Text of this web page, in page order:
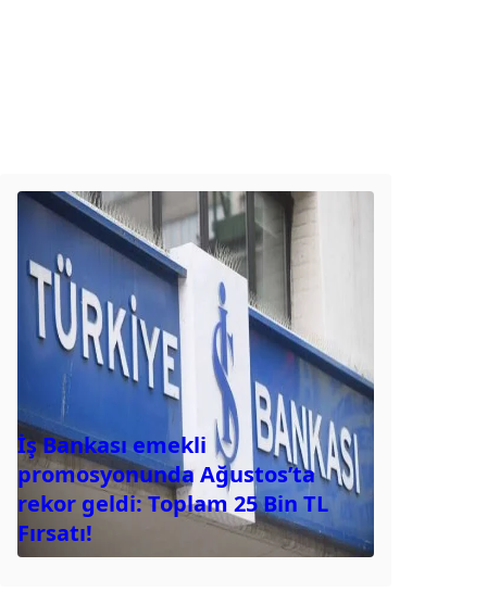
İş Bankası emekli
promosyonunda Ağustos’ta
rekor geldi: Toplam 25 Bin TL
Fırsatı!